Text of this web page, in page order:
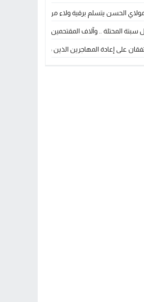
الحسن يتسلم برقية ولاء من القوات المسلحة
على إعادة المهاجرين الذين دخلوا سبتة المحتلة